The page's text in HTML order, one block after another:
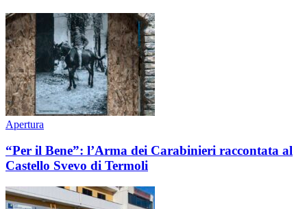
Apertura
“Per il Bene”: l’Arma dei Carabinieri raccontata al
Castello Svevo di Termoli